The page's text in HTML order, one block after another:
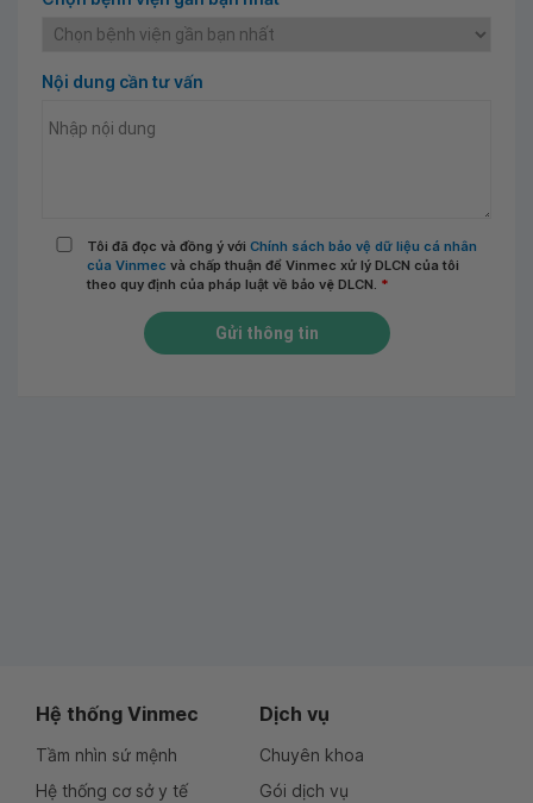
Nội dung cần tư vấn
Tôi đã đọc và đồng ý với Chính sách bảo vệ dữ liệu cá nhân
của Vinmec và chấp thuận để Vinmec xử lý DLCN của tôi
theo quy định của pháp luật về bảo vệ DLCN. *
Gửi thông tin
Hệ thống Vinmec
Tầm nhìn sứ mệnh
Hệ thống cơ sở y tế
Dịch vụ
Chuyên khoa
Gói dịch vụ